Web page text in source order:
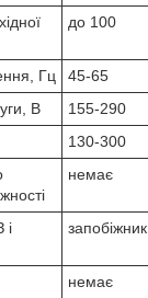
до 100
Гц
45-65
В
155-290
130-300
немає
і
запобіжник
немає